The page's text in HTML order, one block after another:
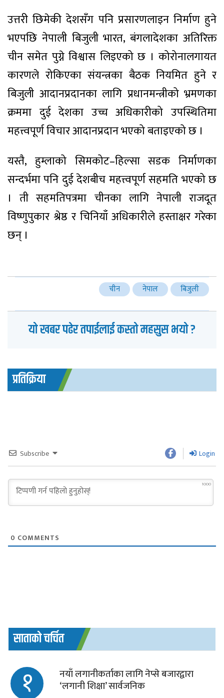
उत्तरी छिमेकी देशसँग पनि प्रसारणलाइन निर्माण हुने
भएपछि नेपाली बिजुली भारत, बंगलादेशका अतिरिक्त
चीन समेत पुग्ने विश्वास लिइएको छ । कोरोनालगायत
कारणले रोकिएका संयन्त्रका बैठक नियमित हुने र
बिजुली आदानप्रदानका लागि प्रधानमन्त्रीको भ्रमणका
क्रममा दुई देशका उच्च अधिकारीको उपस्थितिमा
महत्त्वपूर्ण विचार आदानप्रदान भएको बताइएको छ ।
यस्तै, हुम्लाको सिमकोट–हिल्सा सडक निर्माणका
सन्दर्भमा पनि दुई देशबीच महत्त्वपूर्ण सहमति भएको छ
। ती सहमतिपत्रमा चीनका लागि नेपाली राजदूत
विष्णुपुकार श्रेष्ठ र चिनियाँ अधिकारीले हस्ताक्षर गरेका
छन् ।
चीन नेपाल बिजुली
यो खबर पढेर तपाईलाई कस्तो महसुस भयो ?
प्रतिक्रिया
Subscribe Login
1000
0 COMMENTS
साताको चर्चित
१ नयाँ लगानीकर्ताका लागि नेप्से बजारद्वारा
‘लगानी शिक्षा’ सार्वजनिक